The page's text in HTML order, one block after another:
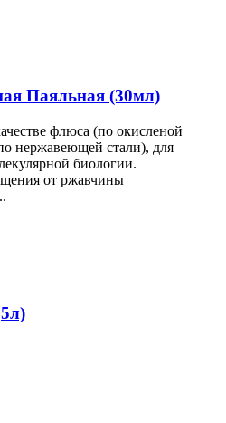
Паяльная (30мл)
флюса (по окисленой
нержавеющей стали), для
биологии.
от ржавчины